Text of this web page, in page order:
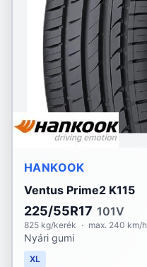
HANKOOK
Ventus Prime2 K115
225/55R17 101V
825 kg/kerék · max. 240 km/h
Nyári gumi
XL